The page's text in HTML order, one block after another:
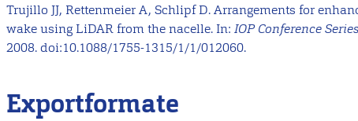
Trujillo JJ, Rettenmeier A, Schlipf D. Arrangements for
wake using LiDAR from the nacelle. In: IOP Conference
2008. doi:10.1088/1755-1315/1/1/012060.
Exportformate